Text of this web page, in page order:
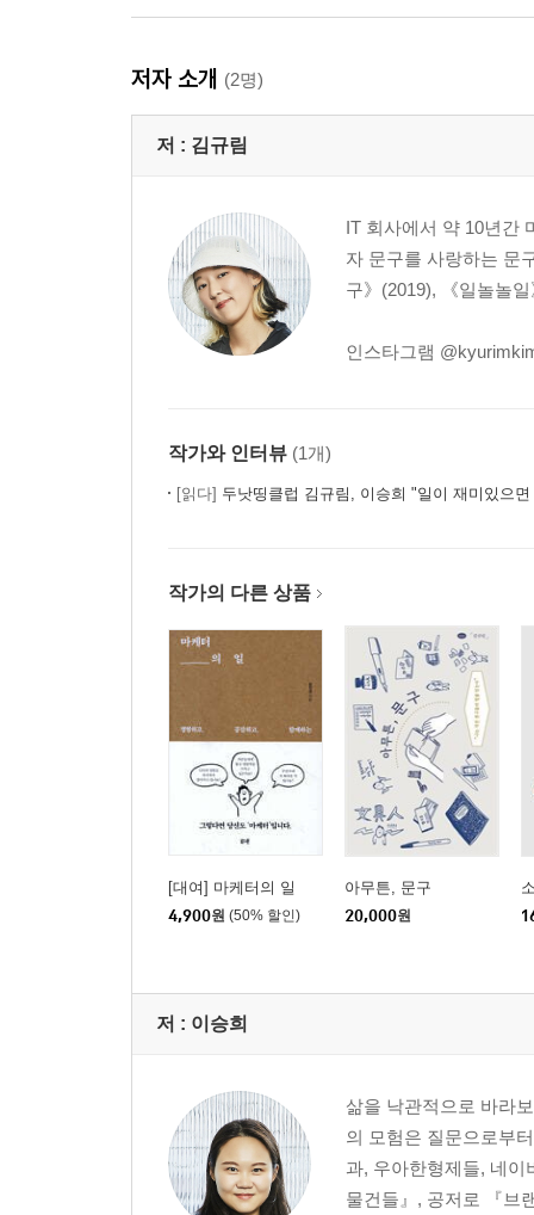
저자 소개 (2명)
저 : 김규림
IT 회사에서 약 10년간
자 문구를 사랑하는 문
구》(2019), 《일놀놀
인스타그램
작가와 인터뷰 (1개)
[읽다] 두낫띵클럽 김규림, 이승희 "일이 재미있으
작가의 다른 상품
[대여] 마케터의 일
4,900원 (50% 할인)
아무튼, 문구
20,000원
저 : 이승희
삶을 낙관적으로 바라
의 모험은 질문으로부
과, 우아한형제들, 네
물건들』, 공저로 『브